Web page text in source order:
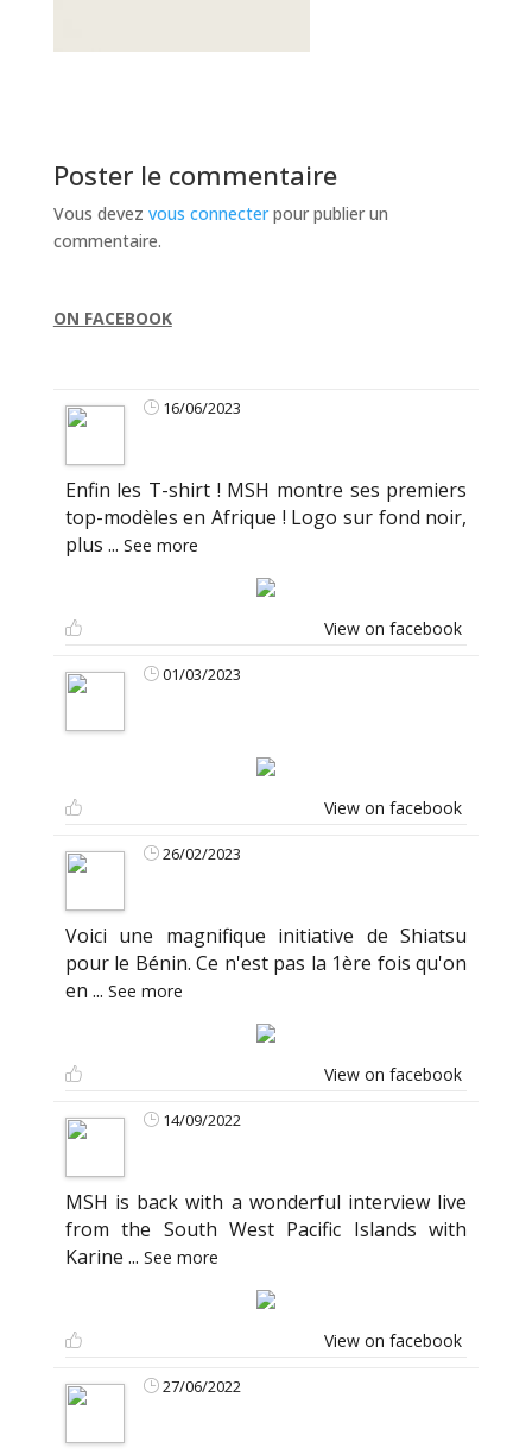
Poster le commentaire
Vous devez vous connecterpour publier un
commentaire.
ON FACEBOOK
16/06/2023
Enfin les T-shirt ! MSH montre ses premiers
top-modèles en Afrique ! Logo sur fond noir,
plus ... See more
View on facebook
01/03/2023
View on facebook
26/02/2023
Voici une magnifique initiative de Shiatsu
pour le Bénin. Ce n'est pas la 1ère fois qu'on
en ... See more
View on facebook
14/09/2022
MSH is back with a wonderful interview live
from the South West Pacific Islands with
Karine ... See more
View on facebook
27/06/2022